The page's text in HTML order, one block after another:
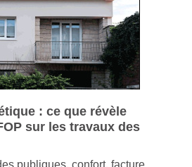
: ce que révèle
sur les travaux des